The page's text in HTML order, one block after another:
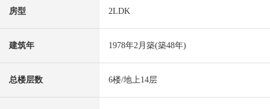
房型 2LDK
建筑年 1978年2月築(築48年)
总楼层数 6楼/地上14层